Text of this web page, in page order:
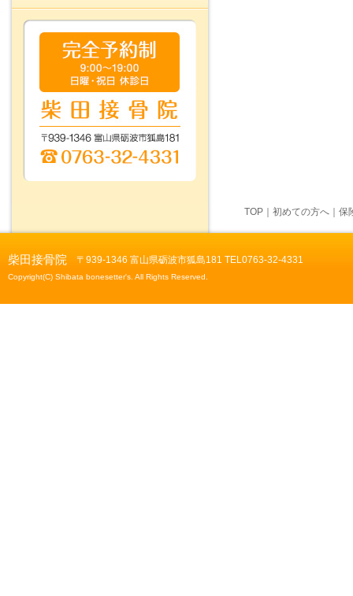
TOP 初めての方へ 保
柴田接骨院 〒939-1346 富山県砺波市狐島181 TEL0763-32-4331
Copyright(C) Shibata bonesetter's. All Rights Reserved.